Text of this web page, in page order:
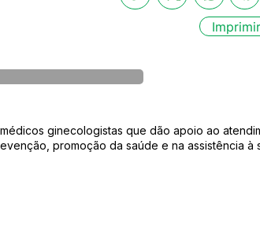
Imprimir
ginecologistas que dão apoio ao
promoção da saúde e na assistência à